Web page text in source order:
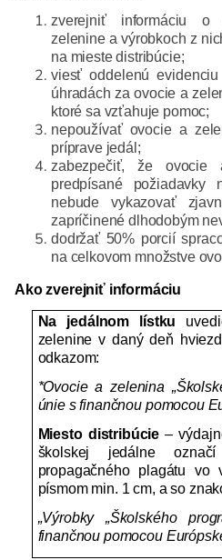
zverejniť informáciu o
zelenine a výrobkoch z
na mieste distribúcie;
viesť oddelenú
úhradách za ovocie a
ktoré sa vzťahuje pomoc;
nepoužívať ovocie a
príprave jedál;
zabezpečiť, že
predpísané
nebude vykazovať
zapríčinené dlhodobým
dodržať 50% porcií
na celkovom množstve
Ako zverejniť informáciu
Na jedálnom lístku
zelenine v daný deň
odkazom:
*Ovocie a zelenina
únie s finančnou pomocou
Miesto distribúcie–
školskej jedálne označí
propagačného plagátu vo
písmom min. 1 cm, a so
„Výrobky „Školského
finančnou pomocou